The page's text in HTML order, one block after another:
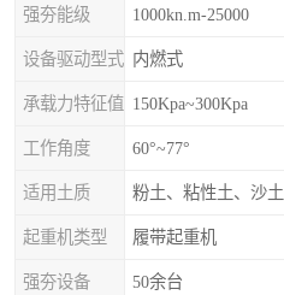
强夯能级 1000kn.m-25000
设备驱动型式 内燃式
承载力特征值 150Kpa~300Kpa
工作角度 60°~77°
适用土质 粉土、粘性土、沙土
起重机类型 履带起重机
强夯设备 50余台